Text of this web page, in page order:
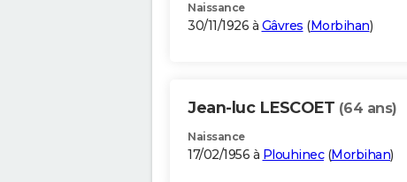
Naissance
30/11/1926 à Gâvres (Morbihan)
Jean-luc LESCOET (64 ans)
Naissance
17/02/1956 à Plouhinec(Morbihan)